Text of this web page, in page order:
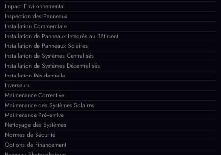
Maintenance Corrective
Maintenance des Systèmes Solaires
Maintenance Préventive
Nettoyage des Systèmes
Normes de Sécurité
Options de Financement
Panneau Photovoltaique
Panneaux Photovoltaïques
Panneaux Solaires – Comparatifs
Panneaux Solaires – Coût et Financement
Panneaux Solaires – Énergies Renouvelables
Panneaux Solaires – Équipements
Panneaux Solaires – Études de Cas
Panneaux Solaires – Innovations
Panneaux Solaires – Installation